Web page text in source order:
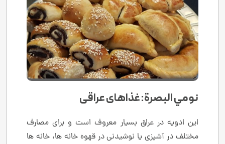
نومي البصرة: غذاهای عراقی
این ادویه در عراق بسیار معروف است و برای مصارف
مختلف در آشپزی یا نوشیدنی در قهوه خانه ها، خانه ها